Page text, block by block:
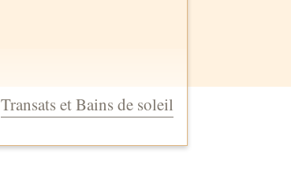
Transats et Bains de soleil